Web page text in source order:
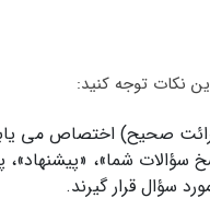
نکات توجه کنید:
سؤالات شما»، «پیشنهاد»،
سؤال قرار گیرند.